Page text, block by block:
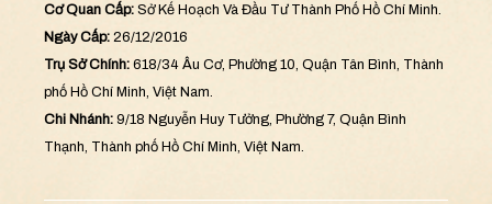
Cơ Quan Cấp: Sở Kế Hoạch Và Đầu Tư Thành Phố Hồ Chí Minh.
Ngày Cấp: 26/12/2016
Trụ Sở Chính: 618/34 Âu Cơ, Phường 10, Quận Tân Bình, Thành
phố Hồ Chí Minh, Việt Nam.
Chi Nhánh: 9/18 Nguyễn Huy Tưởng, Phường 7, Quận Bình
Thạnh, Thành phố Hồ Chí Minh, Việt Nam.